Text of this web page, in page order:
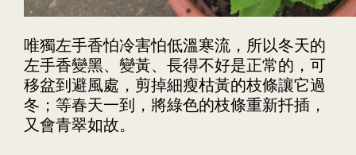
唯獨左手香怕冷害怕低溫寒流，所以冬天的
左手香變黑、變黃、長得不好是正常的，可
移盆到避風處，剪掉細瘦枯黃的枝條讓它過
冬；等春天一到，將綠色的枝條重新扦插，
又會青翠如故。